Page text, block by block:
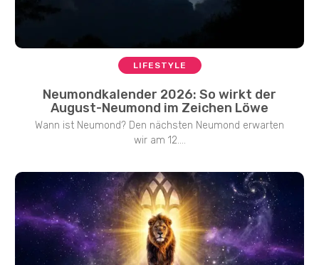
LIFESTYLE
Neumondkalender 2026: So wirkt der
August-Neumond im Zeichen Löwe
Wann ist Neumond? Den nächsten Neumond erwarten
wir am 12....